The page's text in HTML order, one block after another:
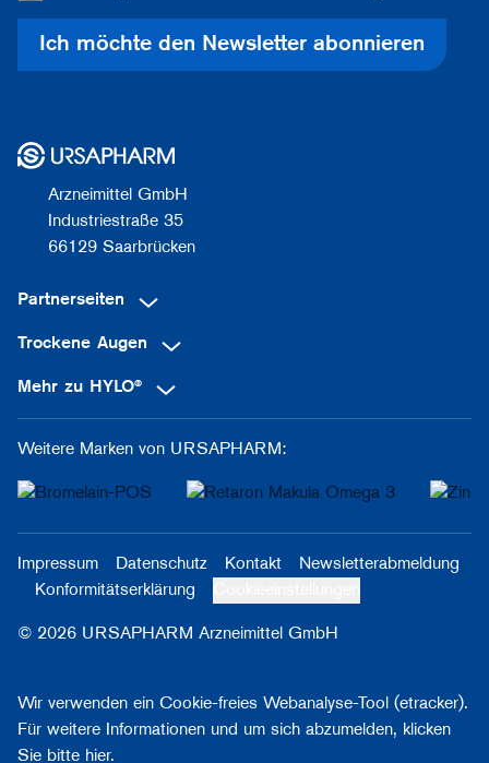
Ich möchte den Newsletter abonnieren
Arzneimittel GmbH
Industriestraße 35
66129 Saarbrücken
Partnerseiten
Trockene Augen
Mehr zu HYLO®
Weitere Marken von URSAPHARM:
Impressum Datenschutz Kontakt
Newsletterabmeldung
Konformitätserklärung
© 2026 URSAPHARM Arzneimittel GmbH
Wir verwenden ein Cookie-freies Webanalyse-Tool (etracker).
Für weitere Informationen und um sich abzumelden, klicken
Sie bitte hier.